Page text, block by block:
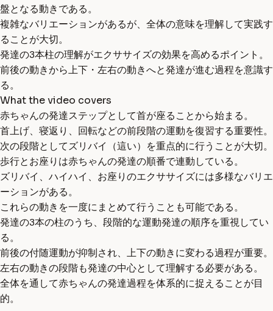
盤となる動きである。
複雑なバリエーションがあるが、全体の意味を理解して実践す
ることが大切。
発達の3本柱の理解がエクササイズの効果を高めるポイント。
前後の動きから上下・左右の動きへと発達が進む過程を意識す
る。
What the video covers
赤ちゃんの発達ステップとして首が座ることから始まる。
首上げ、寝返り、回転などの前段階の運動を復習する重要性。
次の段階としてズリバイ（這い）を重点的に行うことが大切。
歩行とお座りは赤ちゃんの発達の順番で連動している。
ズリバイ、ハイハイ、お座りのエクササイズには多様なバリエ
ーションがある。
これらの動きを一度にまとめて行うことも可能である。
発達の3本の柱のうち、段階的な運動発達の順序を重視してい
る。
前後の付随運動が抑制され、上下の動きに変わる過程が重要。
左右の動きの段階も発達の中心として理解する必要がある。
全体を通して赤ちゃんの発達過程を体系的に捉えることが目
的。